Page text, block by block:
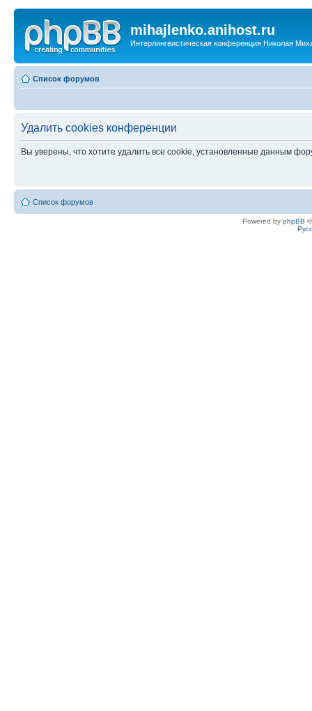
mihajlenko.anihost.ru
Интерлингвистическая конференция Николая
Список форумов
Удалить cookies конференции
Вы уверены, что хотите удалить все cookie, установленные данным
Список форумов
Powered by phpBB